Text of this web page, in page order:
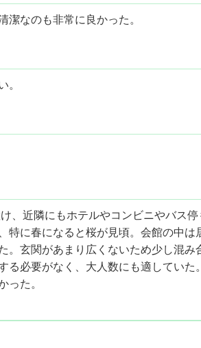
なのも非常に良かった。
。
、近隣にもホテルやコンビニやバス
特に春になると桜が見頃。会館の中は
。玄関があまり広くないため少し混み
る必要がなく、大人数にも適していた
った。